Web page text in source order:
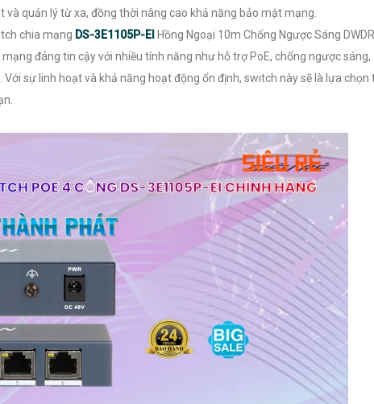
quản lý từ xa, đồng thời nâng cao khả năng bảo mật mạng.
chia mạng DS-3E1105P-EI Hồng Ngoại 10m Chống Ngược Sáng DWDR
đáng tin cậy với nhiều tính năng như hỗ trợ PoE, chống ngược sáng,
Với sự linh hoạt và khả năng hoạt động ổn định, switch này sẽ là lựa chọn